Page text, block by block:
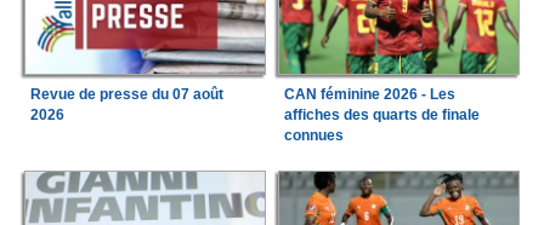
Revue de presse du 07 août
2026
CAN féminine 2026 - Les
affiches des quarts de finale
connues